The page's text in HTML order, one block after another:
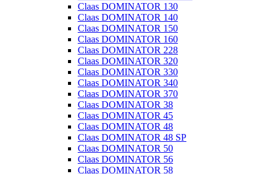
Claas DOMINATOR 130
Claas DOMINATOR 140
Claas DOMINATOR 150
Claas DOMINATOR 160
Claas DOMINATOR 228
Claas DOMINATOR 320
Claas DOMINATOR 330
Claas DOMINATOR 340
Claas DOMINATOR 370
Claas DOMINATOR 38
Claas DOMINATOR 45
Claas DOMINATOR 48
Claas DOMINATOR 48 SP
Claas DOMINATOR 50
Claas DOMINATOR 56
Claas DOMINATOR 58